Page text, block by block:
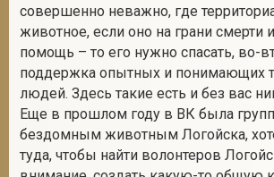
совершенно неважно, где
животное, если оно на грани смерти
помощь – то его нужно спасать, во-
поддержка опытных и понимающих
людей. Здесь такие есть и без вас
Еще в прошлом году в ВК была
бездомным животным Логойска,
туда, чтобы найти волонтеров